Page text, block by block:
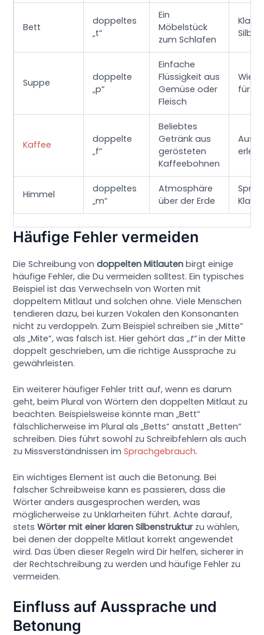
Bett
doppeltes
„t“
Ein
Möbelstück
zum Schlafen
Klare
Suppe
doppelte
„p“
Einfache
Flüssigkeit aus
Gemüse oder
Fleisch
für
Kaffee
doppelte
„f“
Beliebtes
Getränk aus
gerösteten
Kaffeebohnen
Himmel
doppeltes
„m“
Atmosphäre
über der Erde
Häufige Fehler vermeiden
Die Schreibung vondoppelten Mitlauten birgt einige
häufige Fehler, die Du vermeiden solltest. Ein typisches
Beispiel ist das Verwechseln von Worten mit
doppeltem Mitlaut und solchen ohne. Viele Menschen
tendieren dazu, bei kurzen Vokalen den Konsonanten
nicht zu verdoppeln. Zum Beispiel schreiben sie „Mitte“
als „Mite“, was falsch ist. Hier gehört das„t“in der Mitte
doppelt geschrieben, um die richtige Aussprache zu
gewährleisten.
Ein weiterer häufiger Fehler tritt auf, wenn es darum
geht, beim Plural von Wörtern den doppelten Mitlaut zu
beachten. Beispielsweise könnte man „Bett“
fälschlicherweise im Plural als „Betts“ anstatt „Betten“
schreiben. Dies führt sowohl zu Schreibfehlern als auch
zu Missverständnissen imSprachgebrauch.
Ein wichtiges Element ist auch die Betonung. Bei
falscher Schreibweise kann es passieren, dass die
Wörter anders ausgesprochen werden, was
möglicherweise zu Unklarheiten führt. Achte darauf,
stetsWörter mit einer klaren Silbenstrukturzu wählen,
bei denen der doppelte Mitlaut korrekt angewendet
wird. Das Üben dieser Regeln wird Dir helfen, sicherer in
der Rechtschreibung zu werden und häufige Fehler zu
vermeiden.
Einfluss auf Aussprache und
Betonung